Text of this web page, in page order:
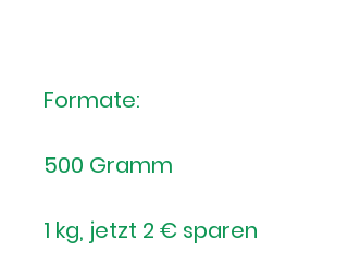
Formate:
500 Gramm
1 kg, jetzt 2 € sparen